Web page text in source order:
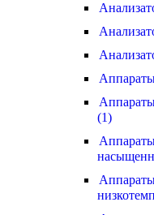
(1)